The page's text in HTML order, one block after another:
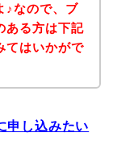
♪なので、ブ
ある方は下記
てはいかがで
申し込みたい